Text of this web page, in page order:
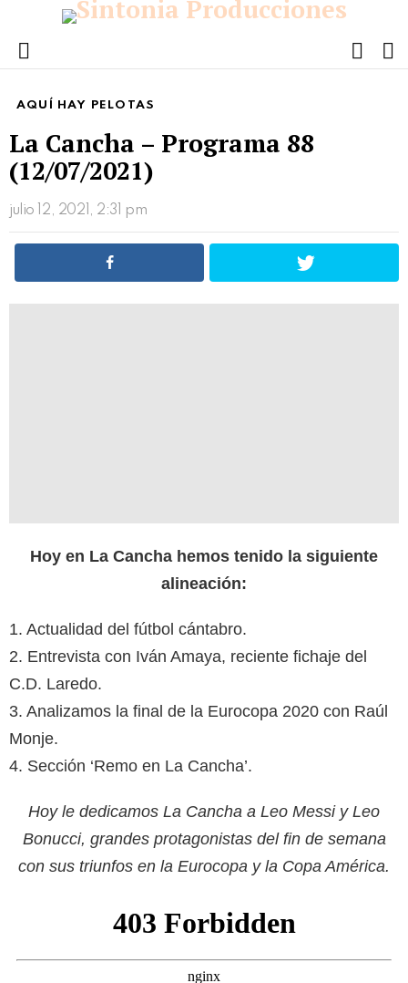
Menu
AQUÍ HAY PELOTAS
La Cancha – Programa 88
(12/07/2021)
julio 12, 2021, 2:31 pm
Hoy en La Cancha hemos tenido la siguiente
alineación:
1. Actualidad del fútbol cántabro.
2. Entrevista con Iván Amaya, reciente fichaje del
C.D. Laredo.
3. Analizamos la final de la Eurocopa 2020 con Raúl
Monje.
4. Sección ‘Remo en La Cancha’.
Hoy le dedicamos La Cancha a Leo Messi y Leo
Bonucci, grandes protagonistas del fin de semana
con sus triunfos en la Eurocopa y la Copa América.